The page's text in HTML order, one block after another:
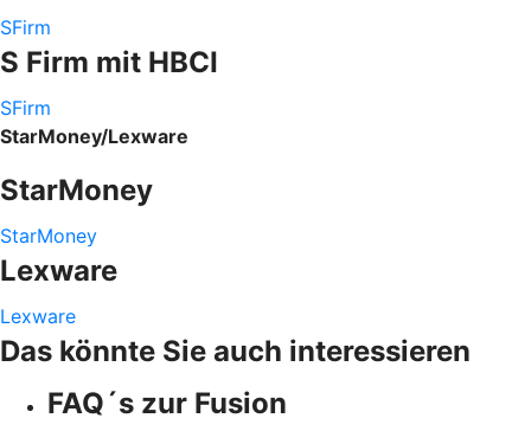
SFirm
S Firm mit HBCI
SFirm
StarMoney/Lexware
StarMoney
StarMoney
Lexware
Lexware
Das könnte Sie auch interessieren
FAQ´s zur Fusion